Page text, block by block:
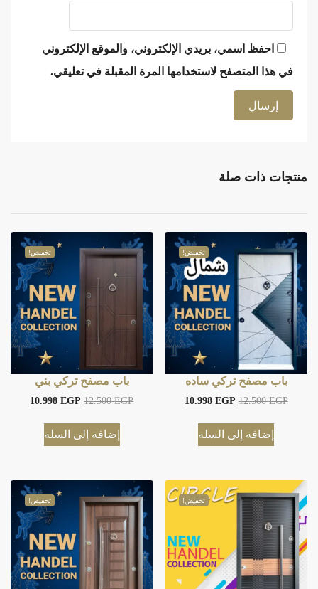
احفظ اسمي، بريدي الإلكتروني، والموقع الإلكتروني
في هذا المتصفح لاستخدامها المرة المقبلة في تعليقي.
منتجات ذات صلة
تخفيض!
باب مصفح تركي ساده
12.500EGP
10.998 EGP
إضافة إلى السلة
تخفيض!
باب مصفح تركي بني
12.500EGP
10.998EGP
إضافة إلى السلة
تخفيض! تخفيض!